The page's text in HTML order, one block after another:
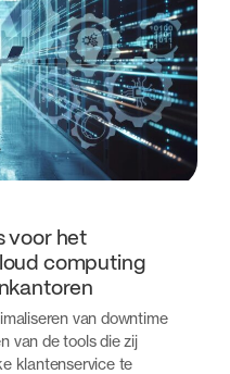
voor het
computing
van downtime
van de tools die zij
klantenservice te